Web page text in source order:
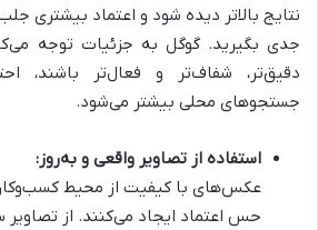
نتایج بالاتر دیده شود و اعتماد بیشتری
جدی بگیرید. گوگل به جزئیات توجه
دقیق‌تر، شفاف‌تر و فعال‌تر باشند،
جستجوهای محلی بیشتر می‌شود.
استفاده از تصاویر واقعی و به‌روز:
عکس‌های با کیفیت از محیط
حس اعتماد ایجاد می‌کنند. از تصاویر